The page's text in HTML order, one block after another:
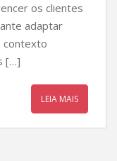
os clientes
adaptar
contexto
[…]
LEIA MAIS